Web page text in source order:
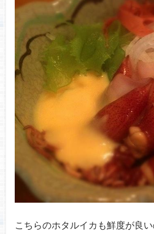
こちらのホタルイカも鮮度が良